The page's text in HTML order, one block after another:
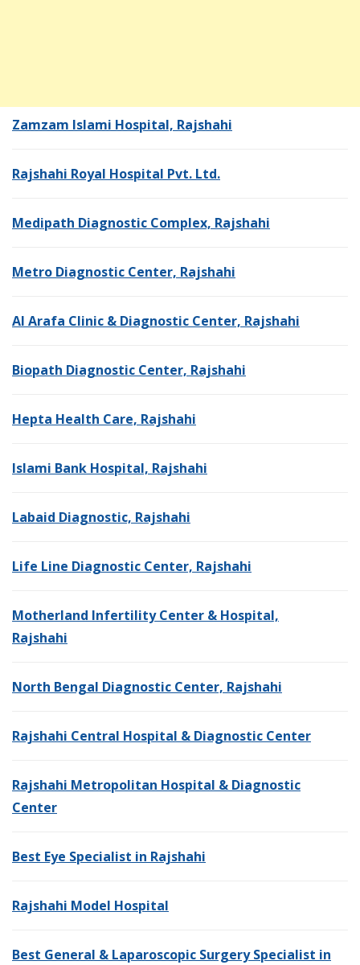
Zamzam Islami Hospital, Rajshahi
Rajshahi Royal Hospital Pvt. Ltd.
Medipath Diagnostic Complex, Rajshahi
Metro Diagnostic Center, Rajshahi
Al Arafa Clinic & Diagnostic Center, Rajshahi
Biopath Diagnostic Center, Rajshahi
Hepta Health Care, Rajshahi
Islami Bank Hospital, Rajshahi
Labaid Diagnostic, Rajshahi
Life Line Diagnostic Center, Rajshahi
Motherland Infertility Center & Hospital,
Rajshahi
North Bengal Diagnostic Center, Rajshahi
Rajshahi Central Hospital & Diagnostic Center
Rajshahi Metropolitan Hospital & Diagnostic
Center
Best Eye Specialist in Rajshahi
Rajshahi Model Hospital
Best General & Laparoscopic Surgery Specialist in